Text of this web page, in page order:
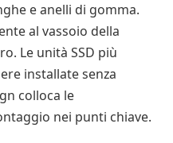
e anelli di gomma.
al vassoio della
Le unità SSD più
installate senza
colloca le
nei punti chiave.